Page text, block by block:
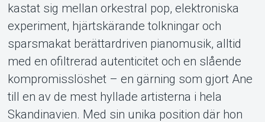
kastat sig mellan orkestral pop, elektroniska
experiment, hjärtskärande tolkningar och
sparsmakat berättardriven pianomusik, alltid
med en ofiltrerad autenticitet och en slående
kompromisslöshet – en gärning som gjort Ane
till en av de mest hyllade artisterna i hela
Skandinavien. Med sin unika position där hon